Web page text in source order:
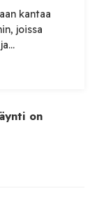
kantaa
joissa
ovat usein
ja
on